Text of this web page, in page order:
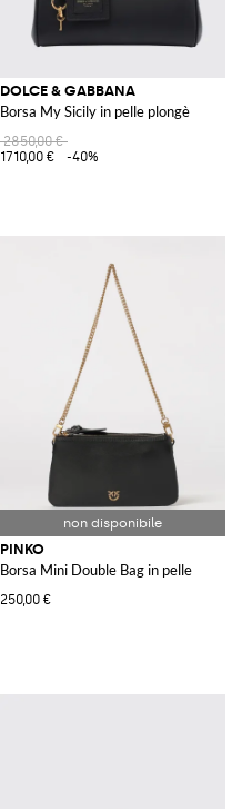
DOLCE & GABBANA
Borsa My Sicily in pelle plongè
2850,00 €
1710,00 €
-40%
PINKO
Borsa Mini Double Bag in pelle
250,00 €